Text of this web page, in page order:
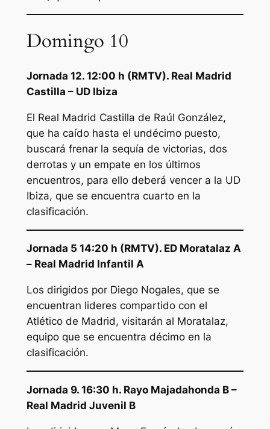
Domingo 10
Jornada 12. 12:00 h (RMTV). Real Madrid
Castilla – UD Ibiza
El Real Madrid Castilla de Raúl González,
que ha caído hasta el undécimo puesto,
buscará frenar la sequía de victorias, dos
derrotas y un empate en los últimos
encuentros, para ello deberá vencer a la UD
Ibiza, que se encuentra cuarto en la
clasificación.
Jornada 5 14:20 h (RMTV). ED Moratalaz A
– Real Madrid Infantil A
Los dirigidos por Diego Nogales, que se
encuentran lideres compartido con el
Atlético de Madrid, visitarán al Moratalaz,
equipo que se encuentra décimo en la
clasificación.
Jornada 9. 16:30 h. Rayo Majadahonda B –
Real Madrid Juvenil B